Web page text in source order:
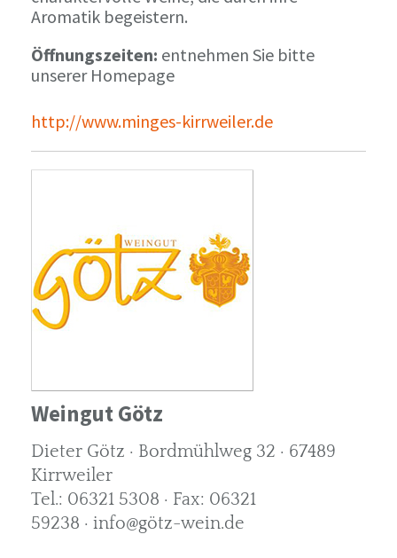
Aromatik begeistern.
Öffnungszeiten: entnehmen Sie bitte
unserer Homepage
http://www.minges-kirrweiler.de
Weingut Götz
Dieter Götz · Bordmühlweg 32 · 67489
Kirrweiler
Tel.: 06321 5308 · Fax: 06321
59238 · info@götz-wein.de